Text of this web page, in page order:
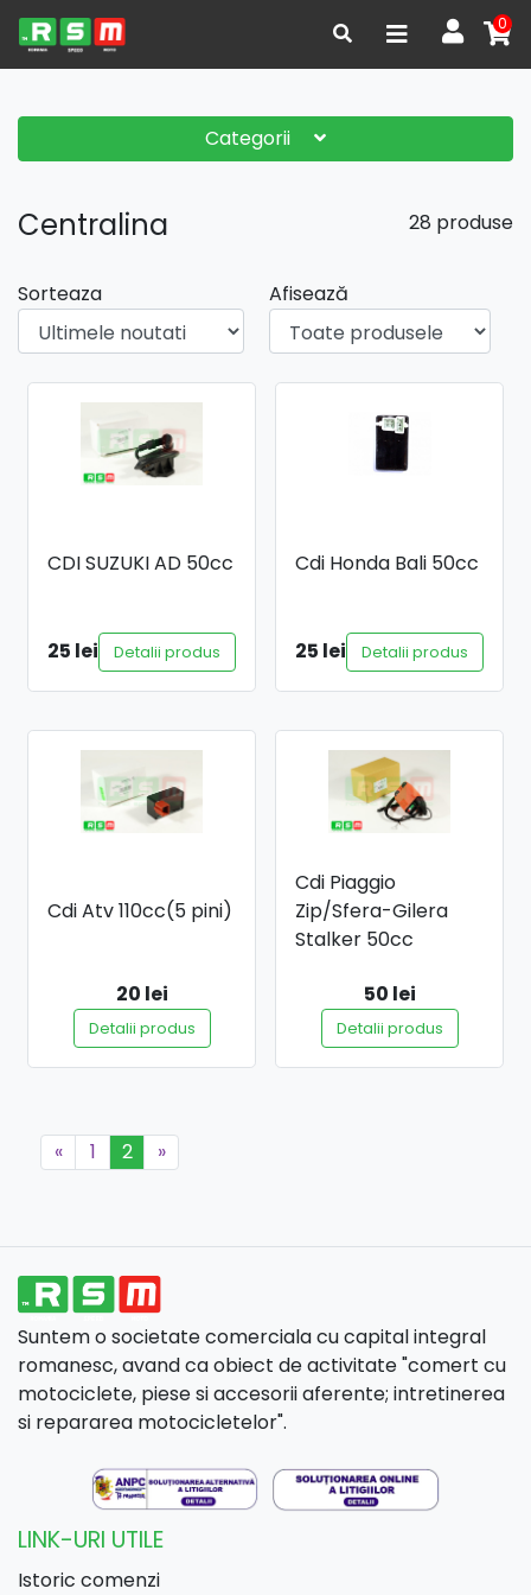
0
Categorii
28 produse
Centralina
Sorteaza Afisează
CDI SUZUKI AD 50cc
25 lei Detalii produs
Cdi Honda Bali 50cc
25 lei Detalii produs
Cdi Atv 110cc(5 pini)
20 lei
Detalii produs
Cdi Piaggio
Zip/Sfera-Gilera
Stalker 50cc
50 lei
Detalii produs
« 1 2 »
Suntem o societate comerciala cu capital integral
romanesc, avand ca obiect de activitate "comert cu
motociclete, piese si accesorii aferente; intretinerea
si repararea motocicletelor".
LINK-URI UTILE
Istoric comenzi